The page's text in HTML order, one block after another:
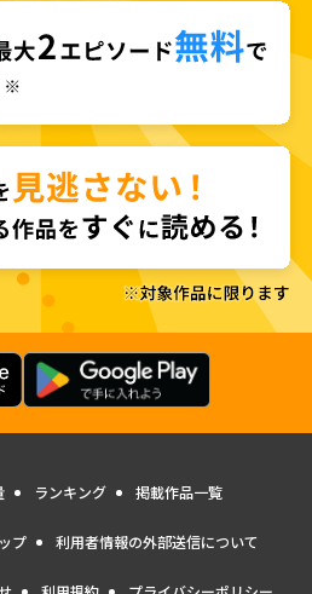
ランキング 掲載作品一覧
プ 利用者情報の外部送信について